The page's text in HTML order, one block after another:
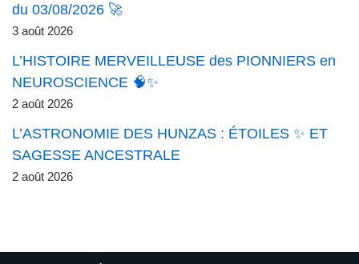
du 03/08/2026 🚀
3 août 2026
L’HISTOIRE MERVEILLEUSE des PIONNIERS en
NEUROSCIENCE 🧠✨
2 août 2026
L’ASTRONOMIE DES HUNZAS : ÉTOILES ✨ ET
SAGESSE ANCESTRALE
2 août 2026